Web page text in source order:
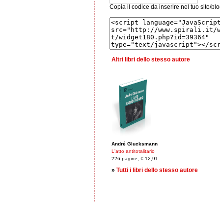
Copia il codice da inserire nel tuo sito/
Altri libri dello stesso autore
André Glucksmann
L'atto antitotalitario
226 pagine, € 12,91
» Tutti i libri dello stesso autore